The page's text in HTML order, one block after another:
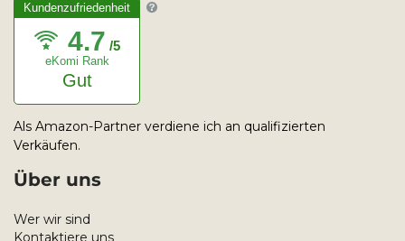
Kundenzufriedenheit
4.7 /5
eKomi Rank
Gut
Als Amazon-Partner verdiene ich an qualifizierten
Verkäufen.
Über uns
Wer wir sind
Kontaktiere uns